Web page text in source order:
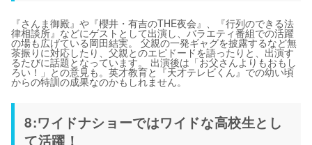
『さんま御殿』や『櫻井・有吉のTHE夜会』、『行列のできる法
律相談所』などにゲストとして出演し、バラエティ番組での活躍
の場も広げている岡田結実。 父親の一発ギャグを披露するなど無
茶振りに対応したり、父親とのエピドードを語ったりと、出演す
るたびに話題となっています。 出演後は「お父さんよりもおもし
ろい！」との意見も。英才教育と『天才テレビくん』での幼い頃
からの特訓の成果なのかもしれません。
8:ワイドナショーではワイドな高校生とし
て活躍！